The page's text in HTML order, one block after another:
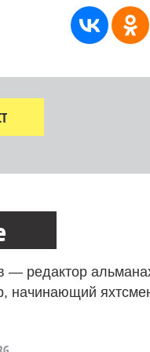
— редактор
начинающий